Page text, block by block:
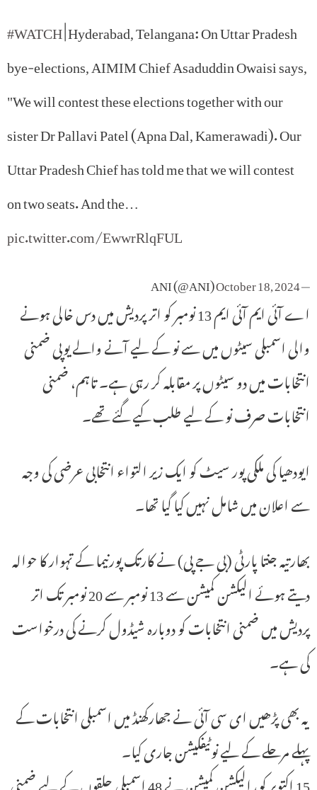
#WATCH| Hyderabad, Telangana: On Uttar Pradesh
bye-elections, AIMIM Chief Asaduddin Owaisi says,
"We will contest these elections together with our
sister Dr Pallavi Patel (Apna Dal, Kamerawadi). Our
Uttar Pradesh Chief has told me that we will contest
on two seats. And the…
pic.twitter.com/EwwrRlqFUL
— ANI (@ANI)
October 18, 2024
اے آئی ایم آئی ایم 13 نومبر کو اتر پردیش میں دس خالی ہونے
والی اسمبلی سیٹوں میں سے نو کے لیے آنے والے یوپی ضمنی
انتخابات میں دو سیٹوں پر مقابلہ کر رہی ہے۔ تاہم، ضمنی
انتخابات صرف نو کے لیے طلب کیے گئے تھے۔
ایودھیا کی ملکی پور سیٹ کو ایک زیر التواء انتخابی عرضی کی وجہ
سے اعلان میں شامل نہیں کیا گیا تھا۔
بھارتیہ جنتا پارٹی (بی جے پی) نے کارتک پورنیما کے تہوار کا حوالہ
دیتے ہوئے الیکشن کمیشن سے 13 نومبر سے 20 نومبر تک اتر
پردیش میں ضمنی انتخابات کو دوبارہ شیڈول کرنے کی درخواست
کی ہے۔
یہ بھی پڑھیں ای سی آئی نے جھارکھنڈ میں اسمبلی انتخابات کے
پہلے مرحلے کے لیے نوٹیفکیشن جاری کیا۔